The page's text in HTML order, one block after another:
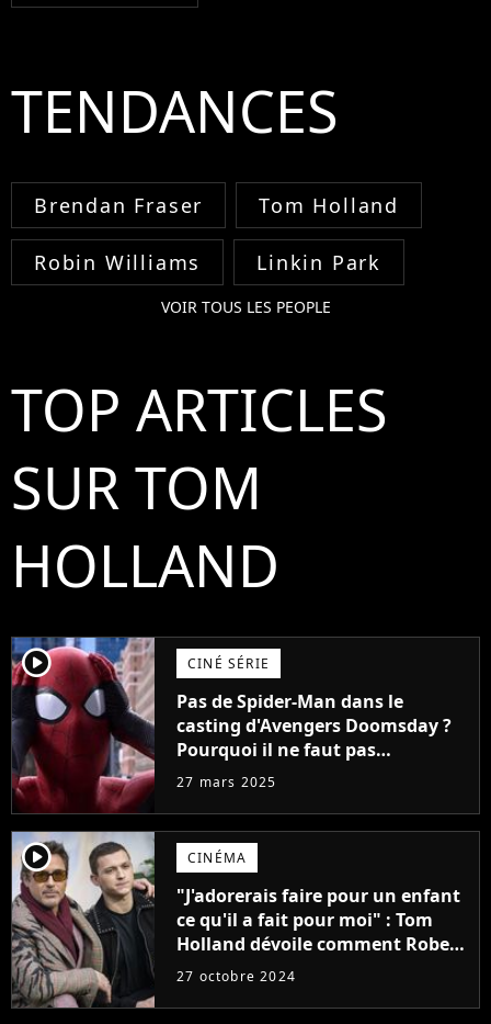
TENDANCES
Brendan Fraser Tom Holland
Robin Williams Linkin Park
VOIR TOUS LES PEOPLE
TOP ARTICLES
SUR TOM
HOLLAND
player2 CINÉ SÉRIE
Pas de Spider-Man dans le
casting d'Avengers Doomsday ?
Pourquoi il ne faut pas
s'inquiéter pour Tom Holland
27 mars 2025
player2 CINÉMA
"J'adorerais faire pour un enfant
ce qu'il a fait pour moi" : Tom
Holland dévoile comment Robert
Downey Jr. a sauvé sa première
27 octobre 2024